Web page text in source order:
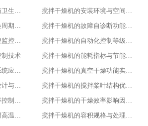
搅拌干燥机的清洁方式与卫生标准
搅拌干燥机的安装环境与空间要求
搅拌干燥机的易损件更换周期与维护
搅拌干燥机的故障自诊断功能解析
搅拌干燥机的物联网远程监控系统搭建
搅拌干燥机的自动化控制等级划分
制技术
搅拌干燥机的能耗指标与节能改造方案
搅拌干燥机的变频调速系统应用优势
搅拌干燥机的真空干燥功能实现原理
搅拌干燥机的密封结构设计与防泄漏技术
搅拌干燥机的搅拌桨叶结构优化方案
搅拌干燥机的物料含水率控制精度
搅拌干燥机的干燥效率影响因素分析
搅拌干燥机的腔体材质耐高温性能指标
搅拌干燥机的容积规格与处理量匹配